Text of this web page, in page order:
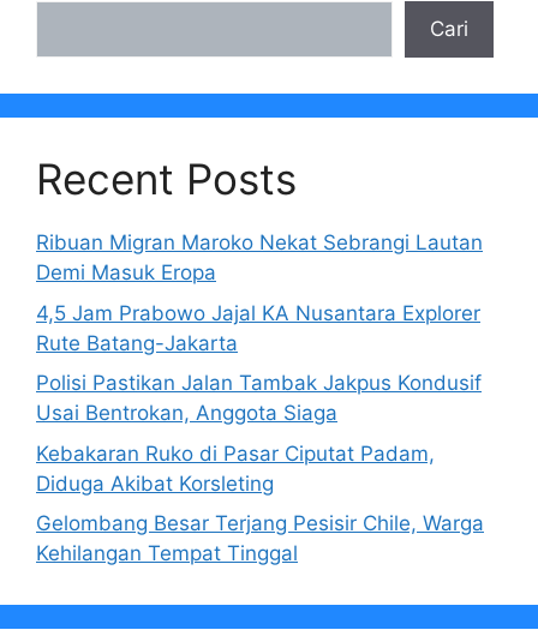
Cari
Recent Posts
Ribuan Migran Maroko Nekat Sebrangi Lautan
Demi Masuk Eropa
4,5 Jam Prabowo Jajal KA Nusantara Explorer
Rute Batang-Jakarta
Polisi Pastikan Jalan Tambak Jakpus Kondusif
Usai Bentrokan, Anggota Siaga
Kebakaran Ruko di Pasar Ciputat Padam,
Diduga Akibat Korsleting
Gelombang Besar Terjang Pesisir Chile, Warga
Kehilangan Tempat Tinggal